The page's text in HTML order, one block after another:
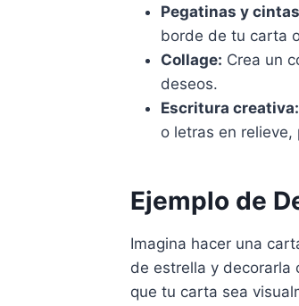
Pegatinas y
borde de tu carta
Collage: Crea un
deseos.
Escritura creativa:
o letras en
Ejemplo de
Imagina hacer una
de estrella y decorarla
que tu carta sea